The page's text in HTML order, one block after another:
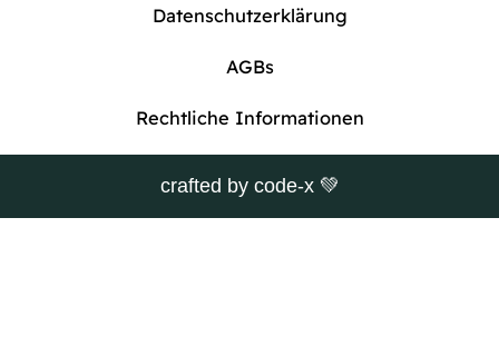
Datenschutzerklärung
AGBs
Rechtliche Informationen
crafted by code-x💚